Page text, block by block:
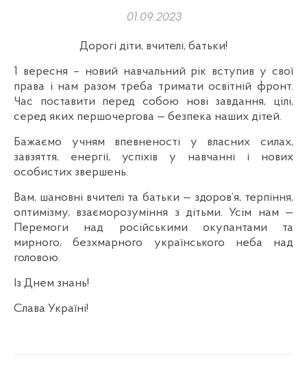
01.09.2023
Дорогі діти, вчителі, батьки!
1 вересня – новий навчальний рік вступив у свої
права і нам разом треба тримати освітній фронт.
Час поставити перед собою нові завдання, цілі,
серед яких першочергова — безпека наших дітей.
Бажаємо учням впевненості у власних силах,
завзяття, енергії, успіхів у навчанні і нових
особистих звершень.
Вам, шановні вчителі та батьки — здоров’я, терпіння,
оптимізму, взаєморозуміння з дітьми. Усім нам —
Перемоги над російськими окупантами та
мирного, безхмарного українського неба над
головою.
Із Днем знань!
Слава Україні!